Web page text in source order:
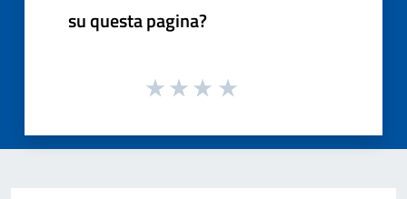
su questa pagina?